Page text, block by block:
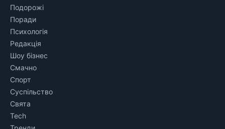
Подорожі
Поради
Психологія
Редакція
Шоу бізнес
Смачно
Спорт
Суспільство
Свята
Tech